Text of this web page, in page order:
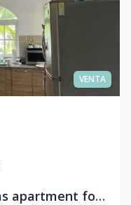
VENTA
Bonita Village Las Terrenas apartment for sale